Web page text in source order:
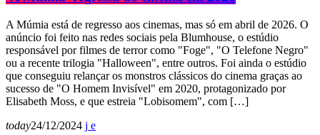
A Múmia está de regresso aos cinemas, mas só em abril de 2026. O
anúncio foi feito nas redes sociais pela Blumhouse, o estúdio
responsável por filmes de terror como "Foge", "O Telefone Negro"
ou a recente trilogia "Halloween", entre outros. Foi ainda o estúdio
que conseguiu relançar os monstros clássicos do cinema graças ao
sucesso de "O Homem Invisível" em 2020, protagonizado por
Elisabeth Moss, e que estreia "Lobisomem", com […]
today24/12/2024